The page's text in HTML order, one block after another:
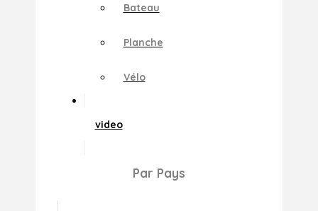
Bateau
Planche
Vélo
video
Par Pays